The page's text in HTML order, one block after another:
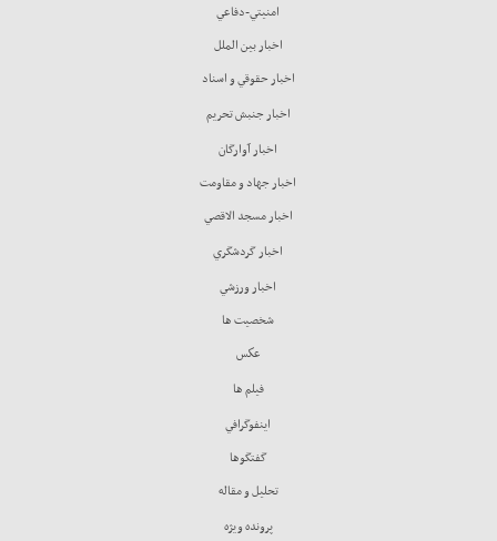
امنيتي-دفاعي
اخبار بين الملل
اخبار حقوقي و اسناد
اخبار جنبش تحريم
اخبار آوارگان
اخبار جهاد و مقاومت
اخبار مسجد الاقصي
اخبار گردشگري
اخبار ورزشي
شخصيت ها
عكس
فيلم ها
اينفوگرافي
گفتگوها
تحليل و مقاله
پرونده ويژه